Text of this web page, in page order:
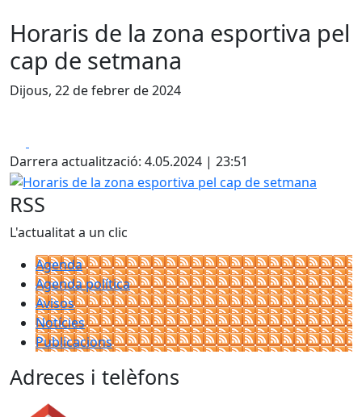
Horaris de la zona esportiva pel
cap de setmana
Dijous, 22 de febrer de 2024
Darrera actualització: 4.05.2024 | 23:51
Horaris de la zona esportiva pel cap de setmana
RSS
L'actualitat a un clic
Agenda
Agenda política
Avisos
Notícies
Publicacions
Adreces i telèfons